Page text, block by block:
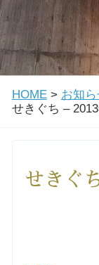
お知らせ
関口教会について
教会学校・中高
洗礼を希望され
HOME> お知
せきぐち –
せきぐ